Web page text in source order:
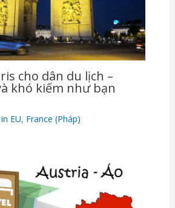
cho dân du lịch –
khó kiếm như bạn
EU, France (Pháp)